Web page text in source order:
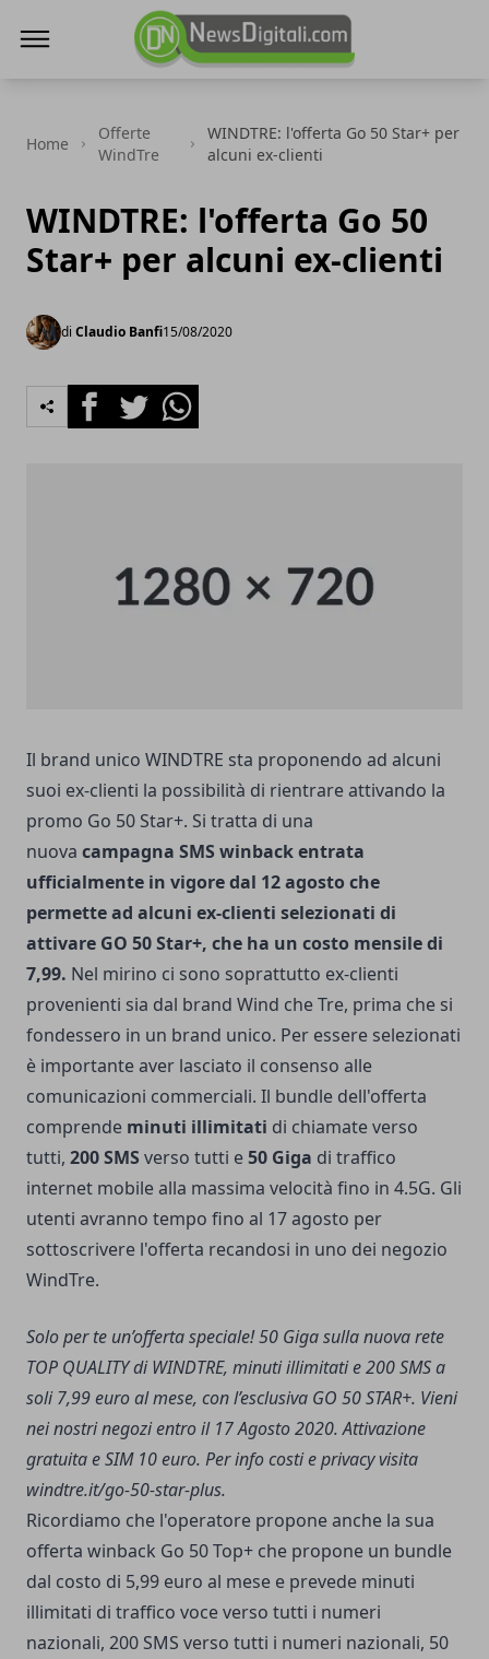
Home
Offerte
WindTre
WINDTRE: l'offerta Go 50 Star+ per
alcuni ex-clienti
WINDTRE: l'offerta Go 50
Star+ per alcuni ex-clienti
di Claudio Banfi15/08/2020
FacebookTwitterWhatsapp
Il brand unico WINDTRE sta proponendo ad alcuni
suoi ex-clienti la possibilità di rientrare attivando la
promo Go 50 Star+. Si tratta di una
nuova campagna SMS winback entrata
ufficialmente in vigore dal 12 agosto che
permette ad alcuni ex-clienti selezionati di
attivare GO 50 Star+, che ha un costo mensile di
7,99. Nel mirino ci sono soprattutto ex-clienti
provenienti sia dal brand Wind che Tre, prima che si
fondessero in un brand unico. Per essere selezionati
è importante aver lasciato il consenso alle
comunicazioni commerciali. Il bundle dell'offerta
comprende minuti illimitati di chiamate verso
tutti, 200 SMS verso tutti e50 Giga di traffico
internet mobile alla massima velocità fino in 4.5G. Gli
utenti avranno tempo fino al 17 agosto per
sottoscrivere l'offerta recandosi in uno dei negozio
WindTre.
Solo per te un’offerta speciale! 50 Giga sulla nuova rete
TOP QUALITY di WINDTRE, minuti illimitati e 200 SMS a
soli 7,99 euro al mese, con l’esclusiva GO 50 STAR+. Vieni
nei nostri negozi entro il 17 Agosto 2020. Attivazione
gratuita e SIM 10 euro. Per info costi e privacy visita
windtre.it/go-50-star-plus.
Ricordiamo che l'operatore propone anche la sua
offerta winback Go 50 Top+ che propone un bundle
dal costo di 5,99 euro al mese e prevede minuti
illimitati di traffico voce verso tutti i numeri
nazionali, 200 SMS verso tutti i numeri nazionali, 50